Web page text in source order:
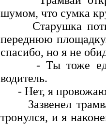
шумом, что сумка
Старушка
переднюю
спасибо, но я не
- Ты тоже
водитель.
- Нет, я
Зазвенел
тронулся, и я